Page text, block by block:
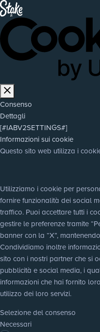
Consenso
Dettagli
[#IABV2SETTINGS#]
Informazioni sui cookie
Questo sito web utilizza i
Utilizziamo i cookie per
fornire funzionalità dei social
traffico. Puoi accettare tutti i
gestire le preferenze tramite
banner con la “X”,
Condividiamo inoltre
sito con i nostri partner che si
pubblicità e social media, i
informazioni che hai fornito
utilizzo dei loro servizi.
Selezione del consenso
Necessari